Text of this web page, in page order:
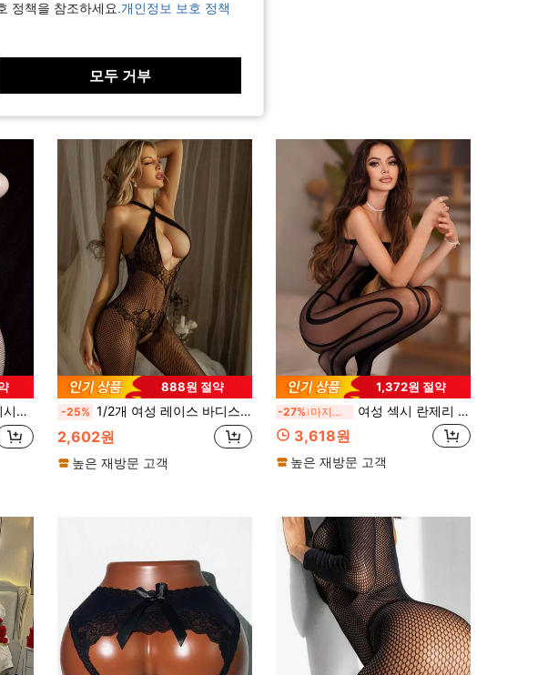
위한 선물
888원 절약
-25% 1/2개 여성 레이스 바디스타킹, 섹시 피쉬넷 란제리, 로맨틱 잠옷, 파티용 할로우 아웃 하이 탄력 점프수트, 섹시 나이트웨어
2,602원
높은 재방문 고객
1,372원 절약
-27% 마지막 날 여성 섹시 란제리 피쉬넷 바디스타킹 메쉬 점프수트 카니발 의상 할로우 아웃 점프수트
3,618원
높은 재방문 고객
정책을 참조하세요. 개인정보 보호 정책
모두 거부